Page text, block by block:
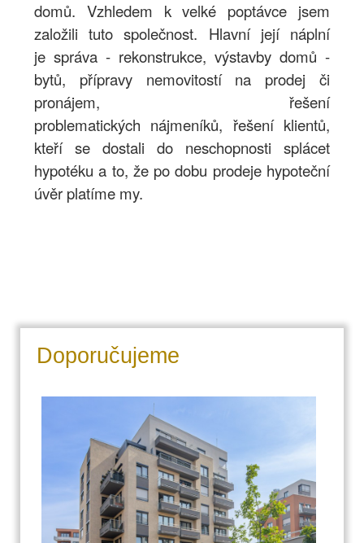
domů. Vzhledem k velké poptávce jsem
založili tuto společnost. Hlavní její náplní
je správa - rekonstrukce, výstavby domů -
bytů, přípravy nemovitostí na prodej či
pronájem, řešení
problematických nájmeníků, řešení klientů,
kteří se dostali do neschopnosti splácet
hypotéku a to, že po dobu prodeje hypoteční
úvěr platíme my.
Doporučujeme